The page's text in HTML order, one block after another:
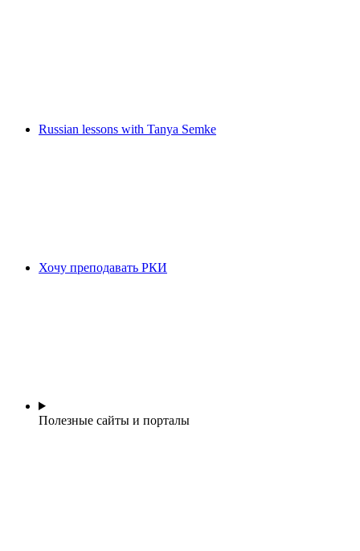
Russian lessons with Tanya Semke
Хочу преподавать РКИ
Полезные сайты и порталы